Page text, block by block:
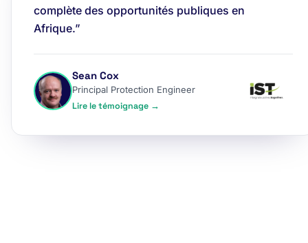
complète des opportunités publiques en
Afrique.”
Sean Cox
Principal Protection Engineer
Lire le témoignage →